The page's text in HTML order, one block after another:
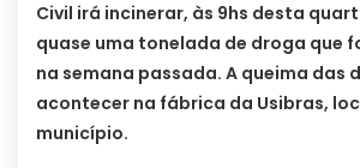
Civil irá incinerar, às 9hs desta
quase uma tonelada de droga que
na semana passada. A queima das
acontecer na fábrica da Usibras,
município.